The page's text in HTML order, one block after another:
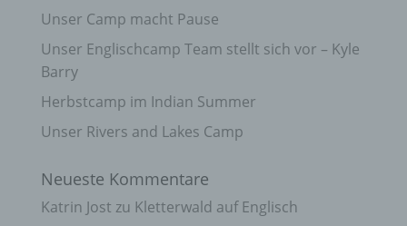
Unser Camp macht Pause
Unser Englischcamp Team stellt sich vor – Kyle
Barry
Herbstcamp im Indian Summer
Unser Rivers and Lakes Camp
Neueste Kommentare
Katrin Jost zu Kletterwald auf Englisch